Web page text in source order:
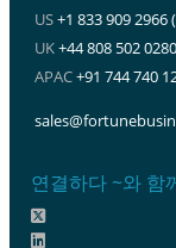
US+1 833 909 2966
UK+44 808 502
APAC+91 744 740
연결하다 ~와 함